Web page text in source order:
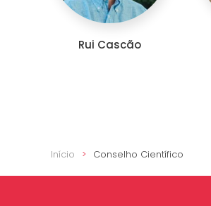
Rui Cascão
Início Conselho Científico